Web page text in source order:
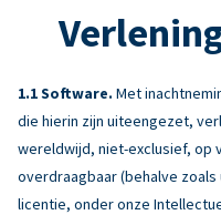
Software. Met
die hierin zijn uiteengezet,
wereldwijd, niet-exclusief, op
overdraagbaar (behalve
licentie, onder onze